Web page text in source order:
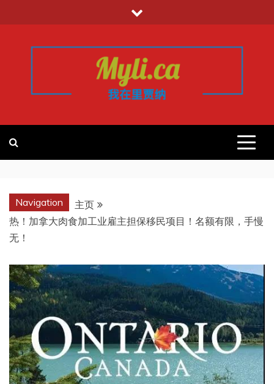
至
我的里贾纳
REGINA
Navigation
主页
热！加拿大肉食加工业雇主担保移民项目！名额有限，手慢
无！